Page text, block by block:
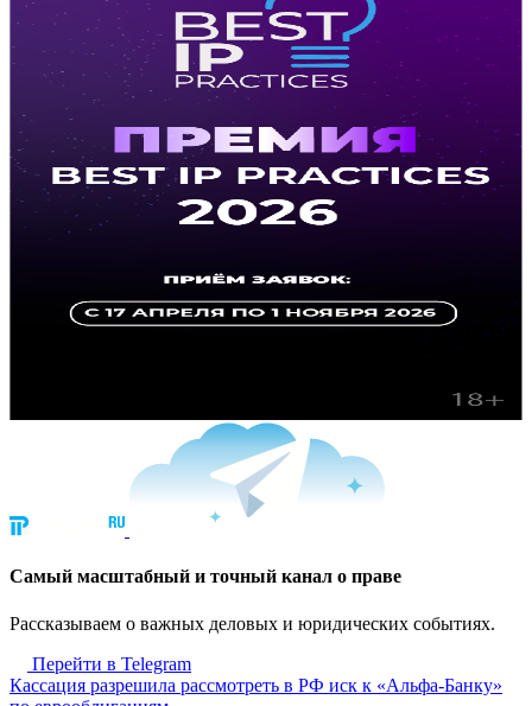
Cамый масштабный и точный канал о праве
Рассказываем о важных деловых и юридических событиях.
Перейти в Telegram
Кассация разрешила рассмотреть в РФ иск к «Альфа-Банку»